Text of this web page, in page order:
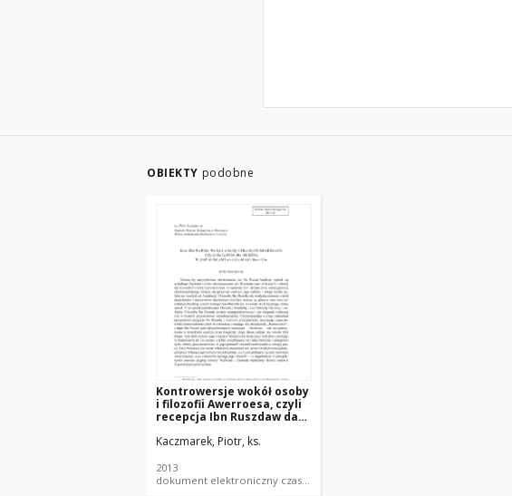
OBIEKTY podobne
Kontrowersje wokół osoby
i filozofii Awerroesa, czyli
recepcja Ibn Ruszdaw dar
christianorum
Kaczmarek, Piotr, ks.
2013
dokument elektroniczny czasopismo